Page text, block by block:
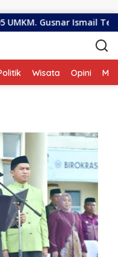
Gusnar Ismail
Wisata Opini